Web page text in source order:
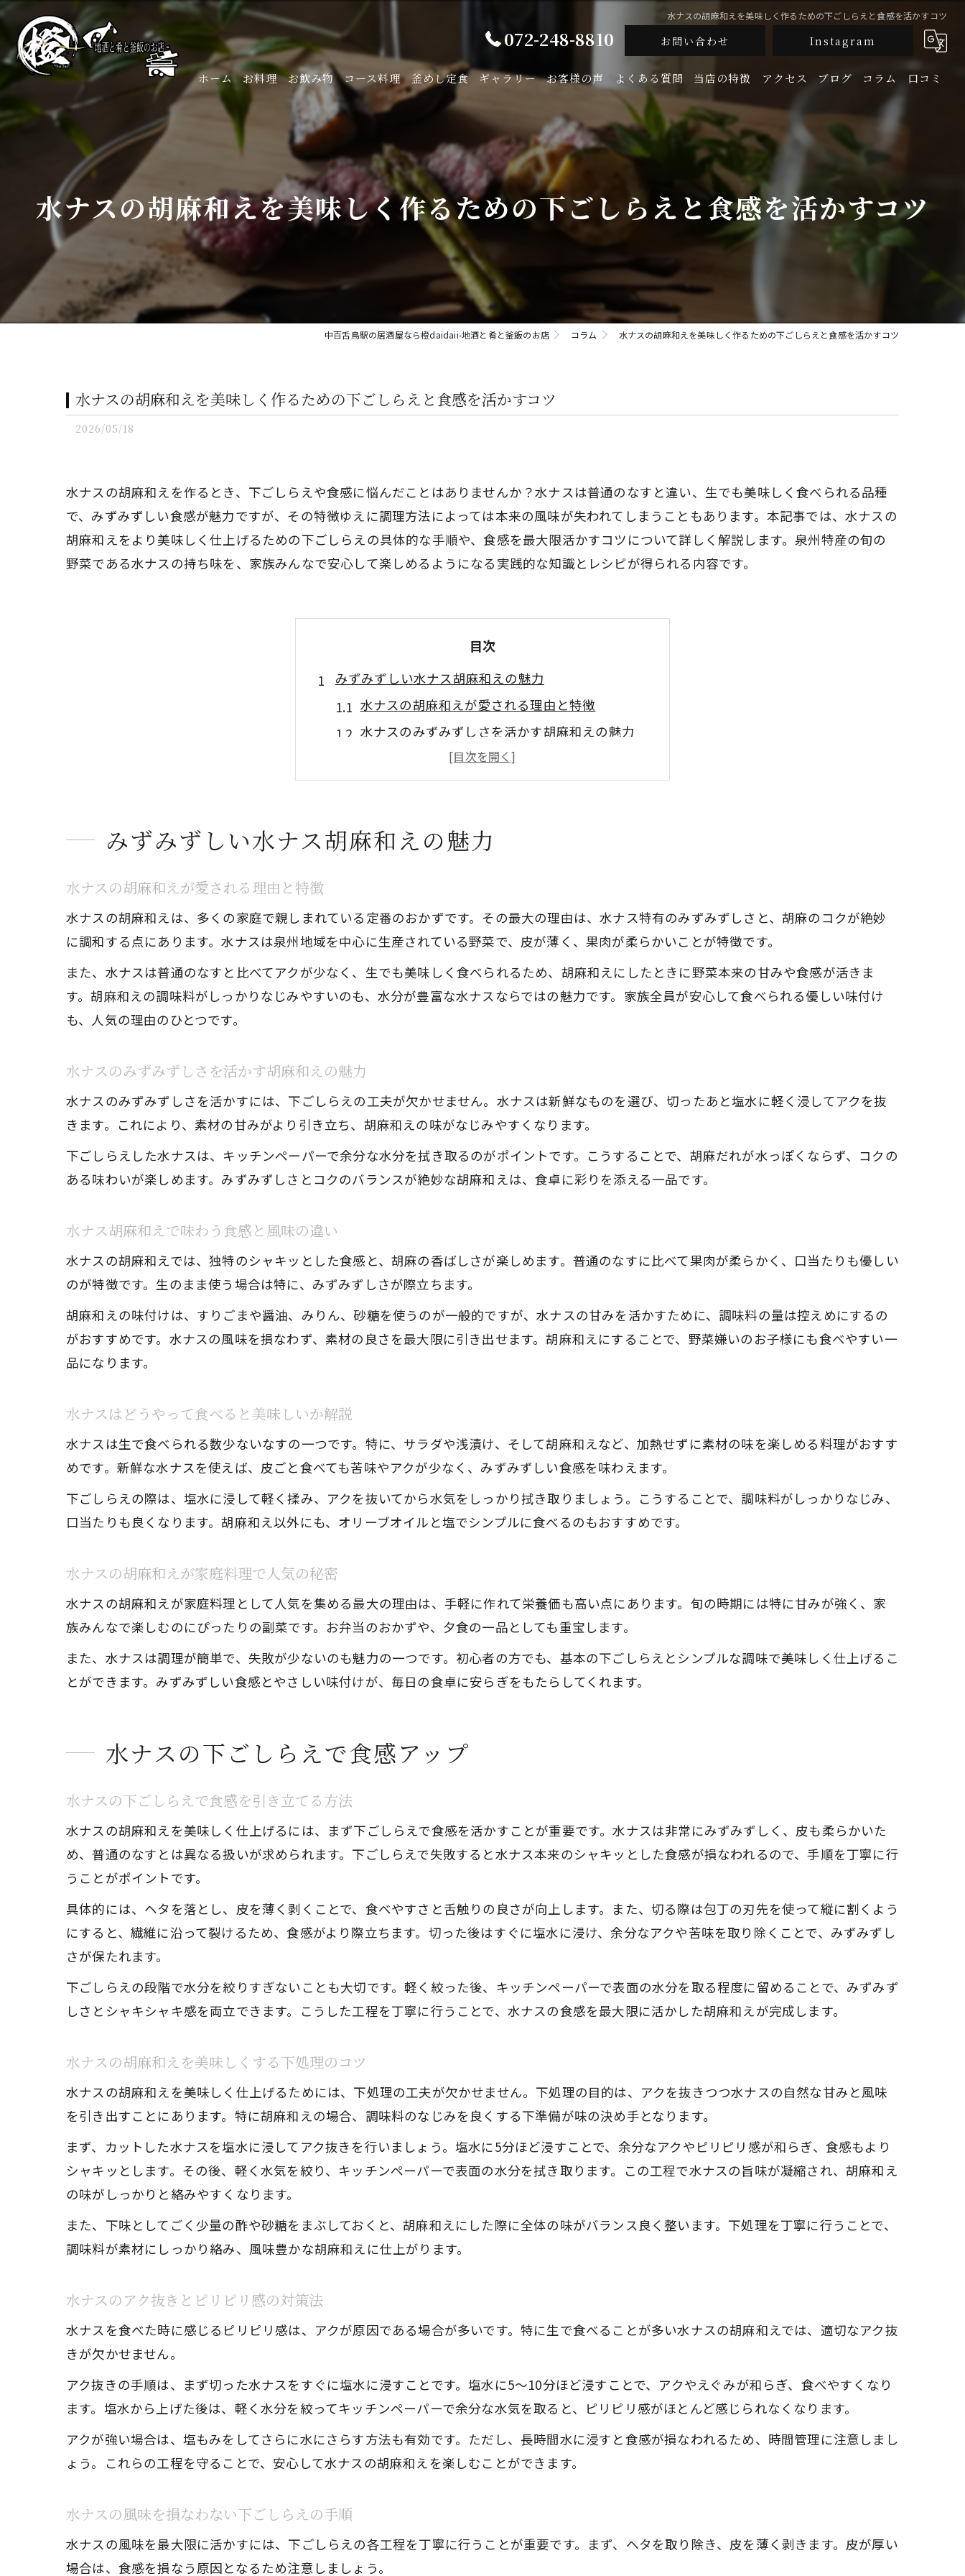
水ナスの胡麻和えを美味しく作るための下ごしらえと食感を活かすコツ
072-248-8810 お問い合わせ Instagram
ホーム お料理 お飲み物 コース料理 釜めし定食 ギャラリー お客様の声 よくある質問 当店の特徴
釜飯
生牡蠣
鮮魚
地酒
アクセス ブログ コラム 口コミ
水ナスの胡麻和えを美味しく作るための下ごしらえと食感を活かすコツ
中百舌鳥駅の居酒屋なら橙daidaii-地酒と肴と釜飯のお店 コラム 水ナスの胡麻和えを美味しく作るための下ごしらえと食感を活かすコツ
水ナスの胡麻和えを美味しく作るための下ごしらえと食感を活かすコツ
2026/05/18
水ナスの胡麻和えを作るとき、下ごしらえや食感に悩んだことはありませんか？水ナスは普通のなすと違い、生でも美味しく食べられる品種
で、みずみずしい食感が魅力ですが、その特徴ゆえに調理方法によっては本来の風味が失われてしまうこともあります。本記事では、水ナスの
胡麻和えをより美味しく仕上げるための下ごしらえの具体的な手順や、食感を最大限活かすコツについて詳しく解説します。泉州特産の旬の
野菜である水ナスの持ち味を、家族みんなで安心して楽しめるようになる実践的な知識とレシピが得られる内容です。
目次
みずみずしい水ナス胡麻和えの魅力
水ナスの胡麻和えが愛される理由と特徴
水ナスのみずみずしさを活かす胡麻和えの魅力
水ナス胡麻和えで味わう食感と風味の違い
水ナスはどうやって食べると美味しいか解説
水ナスの下ごしらえで食感アップ
水ナスのアク抜きとピリピリ感の対策法
水ナスの風味を損なわない下ごしらえの手順
水ナスの食感を残すための切り方と工夫
胡麻和えに最適な水ナスの選び方
胡麻和えに合う水ナスの特徴と見分け方
水ナスと普通のなすの選び方の違いを知る
水ナス胡麻和えを美味しくする選び方の極意
水ナス生食の安全性と楽しみ方
水ナスは生で食べられるか安全性を解説
家族で安心して楽しむ水ナス生食の工夫
水ナス生食のメリットと胡麻和えレシピ
家庭で味わう水ナス胡麻和えのコツ
水ナス胡麻和えを家庭で失敗しない秘訣
家庭料理で役立つ水ナスの胡麻和えアレンジ
やさしい風味を引き出す胡麻和え術
水ナス本来のやさしい風味を胡麻和えで活かす
水ナス胡麻和えで味をまろやかに仕上げる方法
やさしい味わいの水ナス胡麻和えの調理ポイント
みずみずしい水ナス胡麻和えの魅力
水ナスの胡麻和えが愛される理由と特徴
水ナスの胡麻和えは、多くの家庭で親しまれている定番のおかずです。その最大の理由は、水ナス特有のみずみずしさと、胡麻のコクが絶妙
に調和する点にあります。水ナスは泉州地域を中心に生産されている野菜で、皮が薄く、果肉が柔らかいことが特徴です。
また、水ナスは普通のなすと比べてアクが少なく、生でも美味しく食べられるため、胡麻和えにしたときに野菜本来の甘みや食感が活きま
す。胡麻和えの調味料がしっかりなじみやすいのも、水分が豊富な水ナスならではの魅力です。家族全員が安心して食べられる優しい味付け
も、人気の理由のひとつです。
水ナスのみずみずしさを活かす胡麻和えの魅力
水ナスのみずみずしさを活かすには、下ごしらえの工夫が欠かせません。水ナスは新鮮なものを選び、切ったあと塩水に軽く浸してアクを抜
きます。これにより、素材の甘みがより引き立ち、胡麻和えの味がなじみやすくなります。
下ごしらえした水ナスは、キッチンペーパーで余分な水分を拭き取るのがポイントです。こうすることで、胡麻だれが水っぽくならず、コクの
ある味わいが楽しめます。みずみずしさとコクのバランスが絶妙な胡麻和えは、食卓に彩りを添える一品です。
水ナス胡麻和えで味わう食感と風味の違い
水ナスの胡麻和えでは、独特のシャキッとした食感と、胡麻の香ばしさが楽しめます。普通のなすに比べて果肉が柔らかく、口当たりも優しい
のが特徴です。生のまま使う場合は特に、みずみずしさが際立ちます。
胡麻和えの味付けは、すりごまや醤油、みりん、砂糖を使うのが一般的ですが、水ナスの甘みを活かすために、調味料の量は控えめにするの
がおすすめです。水ナスの風味を損なわず、素材の良さを最大限に引き出せます。胡麻和えにすることで、野菜嫌いのお子様にも食べやすい一
品になります。
水ナスはどうやって食べると美味しいか解説
水ナスは生で食べられる数少ないなすの一つです。特に、サラダや浅漬け、そして胡麻和えなど、加熱せずに素材の味を楽しめる料理がおすす
めです。新鮮な水ナスを使えば、皮ごと食べても苦味やアクが少なく、みずみずしい食感を味わえます。
下ごしらえの際は、塩水に浸して軽く揉み、アクを抜いてから水気をしっかり拭き取りましょう。こうすることで、調味料がしっかりなじみ、
口当たりも良くなります。胡麻和え以外にも、オリーブオイルと塩でシンプルに食べるのもおすすめです。
水ナスの胡麻和えが家庭料理で人気の秘密
水ナスの胡麻和えが家庭料理として人気を集める最大の理由は、手軽に作れて栄養価も高い点にあります。旬の時期には特に甘みが強く、家
族みんなで楽しむのにぴったりの副菜です。お弁当のおかずや、夕食の一品としても重宝します。
また、水ナスは調理が簡単で、失敗が少ないのも魅力の一つです。初心者の方でも、基本の下ごしらえとシンプルな調味で美味しく仕上げるこ
とができます。みずみずしい食感とやさしい味付けが、毎日の食卓に安らぎをもたらしてくれます。
水ナスの下ごしらえで食感アップ
水ナスの下ごしらえで食感を引き立てる方法
水ナスの胡麻和えを美味しく仕上げるには、まず下ごしらえで食感を活かすことが重要です。水ナスは非常にみずみずしく、皮も柔らかいた
め、普通のなすとは異なる扱いが求められます。下ごしらえで失敗すると水ナス本来のシャキッとした食感が損なわれるので、手順を丁寧に行
うことがポイントです。
具体的には、ヘタを落とし、皮を薄く剥くことで、食べやすさと舌触りの良さが向上します。また、切る際は包丁の刃先を使って縦に割くよう
にすると、繊維に沿って裂けるため、食感がより際立ちます。切った後はすぐに塩水に浸け、余分なアクや苦味を取り除くことで、みずみずし
さが保たれます。
下ごしらえの段階で水分を絞りすぎないことも大切です。軽く絞った後、キッチンペーパーで表面の水分を取る程度に留めることで、みずみず
しさとシャキシャキ感を両立できます。こうした工程を丁寧に行うことで、水ナスの食感を最大限に活かした胡麻和えが完成します。
水ナスの胡麻和えを美味しくする下処理のコツ
水ナスの胡麻和えを美味しく仕上げるためには、下処理の工夫が欠かせません。下処理の目的は、アクを抜きつつ水ナスの自然な甘みと風味
を引き出すことにあります。特に胡麻和えの場合、調味料のなじみを良くする下準備が味の決め手となります。
まず、カットした水ナスを塩水に浸してアク抜きを行いましょう。塩水に5分ほど浸すことで、余分なアクやピリピリ感が和らぎ、食感もより
シャキッとします。その後、軽く水気を絞り、キッチンペーパーで表面の水分を拭き取ります。この工程で水ナスの旨味が凝縮され、胡麻和え
の味がしっかりと絡みやすくなります。
また、下味としてごく少量の酢や砂糖をまぶしておくと、胡麻和えにした際に全体の味がバランス良く整います。下処理を丁寧に行うことで、
調味料が素材にしっかり絡み、風味豊かな胡麻和えに仕上がります。
水ナスのアク抜きとピリピリ感の対策法
水ナスを食べた時に感じるピリピリ感は、アクが原因である場合が多いです。特に生で食べることが多い水ナスの胡麻和えでは、適切なアク抜
きが欠かせません。
アク抜きの手順は、まず切った水ナスをすぐに塩水に浸すことです。塩水に5〜10分ほど浸すことで、アクやえぐみが和らぎ、食べやすくなり
ます。塩水から上げた後は、軽く水分を絞ってキッチンペーパーで余分な水気を取ると、ピリピリ感がほとんど感じられなくなります。
アクが強い場合は、塩もみをしてさらに水にさらす方法も有効です。ただし、長時間水に浸すと食感が損なわれるため、時間管理に注意しまし
ょう。これらの工程を守ることで、安心して水ナスの胡麻和えを楽しむことができます。
水ナスの風味を損なわない下ごしらえの手順
水ナスの風味を最大限に活かすには、下ごしらえの各工程を丁寧に行うことが重要です。まず、ヘタを取り除き、皮を薄く剥きます。皮が厚い
場合は、食感を損なう原因となるため注意しましょう。